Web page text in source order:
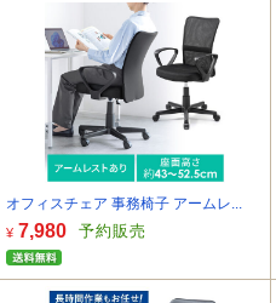
オフィスチェア 事務椅子 アームレ...
¥ 7,980 予約販売